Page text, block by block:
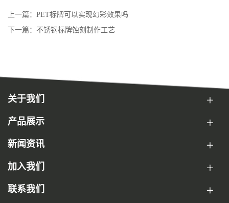
上一篇：PET标牌可以实现幻彩效果吗
下一篇：不锈钢标牌蚀刻制作工艺
关于我们
产品展示
新闻资讯
加入我们
联系我们